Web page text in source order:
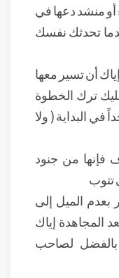
منشد دعها في
تحدثك نفسك
أن تسير معها
ترك الخطوة
في البداية ( ولا
فإنها من جنود
تتوب
بعدم الميل إلى
المجاهدة إياك
لصاحب